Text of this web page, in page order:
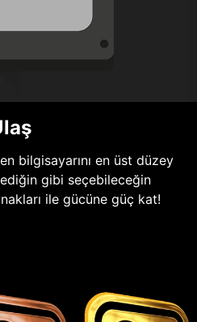
bilgisayarını en üst düzey
gibi seçebileceğin
ile gücüne güç kat!